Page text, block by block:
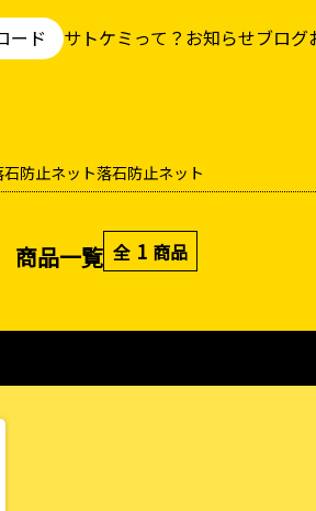
ード サトケミって？ お知らせブログ
石防止ネット落石防止ネット
商品一覧 全 1 商品